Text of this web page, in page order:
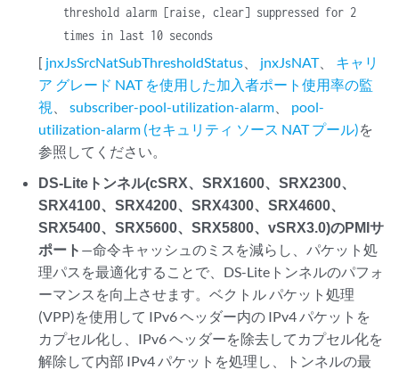
threshold alarm [raise, clear] suppressed for 2
times in last 10 seconds
[ jnxJsSrcNatSubThresholdStatus jnxJsNAT、 キャリ
ア グレード NAT を使用した加入者ポート使用率の監
視
、subscriber-pool-utilization-alarm
pool-
utilization-alarm (セキュリティ ソース NAT プール)を
参照してください。
DS-Liteトンネル(cSRX、SRX1600、SRX2300、
SRX4100、SRX4200、SRX4300、SRX4600、
SRX5400、SRX5600、SRX5800、vSRX3.0)のPMIサ
ポート —命令キャッシュのミスを減らし、パケット処
理パスを最適化することで、DS-Liteトンネルのパフォ
ーマンスを向上させます。ベクトル パケット処理
(VPP)を使用して IPv6 ヘッダー内の IPv4 パケットを
カプセル化し、IPv6 ヘッダーを除去してカプセル化を
解除して内部 IPv4 パケットを処理し、トンネルの最